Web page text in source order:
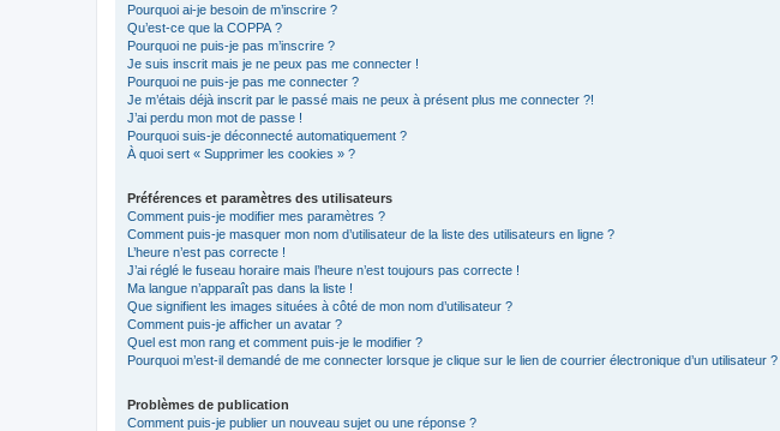
Pourquoi ai-je besoin de m’inscrire ?
Qu’est-ce que la COPPA ?
Pourquoi ne puis-je pas m’inscrire ?
Je suis inscrit mais je ne peux pas me connecter !
Pourquoi ne puis-je pas me connecter ?
Je m’étais déjà inscrit par le passé mais ne peux à présent plus me connecter ?!
J’ai perdu mon mot de passe !
Pourquoi suis-je déconnecté automatiquement ?
À quoi sert « Supprimer les cookies » ?
Préférences et paramètres des utilisateurs
Comment puis-je modifier mes paramètres ?
Comment puis-je masquer mon nom d’utilisateur de la liste des utilisateurs en ligne ?
L’heure n’est pas correcte !
J’ai réglé le fuseau horaire mais l’heure n’est toujours pas correcte !
Ma langue n’apparaît pas dans la liste !
Que signifient les images situées à côté de mon nom d’utilisateur ?
Comment puis-je afficher un avatar ?
Quel est mon rang et comment puis-je le modifier ?
Pourquoi m’est-il demandé de me connecter lorsque je clique sur le lien de courrier électronique d’un utilisateur ?
Problèmes de publication
Comment puis-je publier un nouveau sujet ou une réponse ?